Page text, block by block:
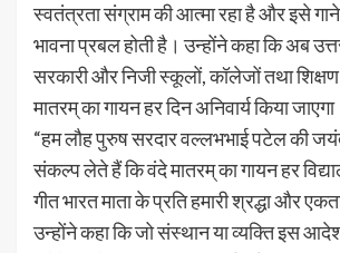
स्वतंत्रता संग्राम की आत्मा रहा है और इसे
भावना प्रबल होती है। उन्होंने कहा कि अब
सरकारी और निजी स्कूलों, कॉलेजों तथा
मातरम् का गायन हर दिन अनिवार्य किया
“हम लौह पुरुष सरदार वल्लभभाई पटेल की
संकल्प लेते हैं कि वंदे मातरम् का गायन हर
गीत भारत माता के प्रति हमारी श्रद्धा और
उन्होंने कहा कि जो संस्थान या व्यक्ति इस